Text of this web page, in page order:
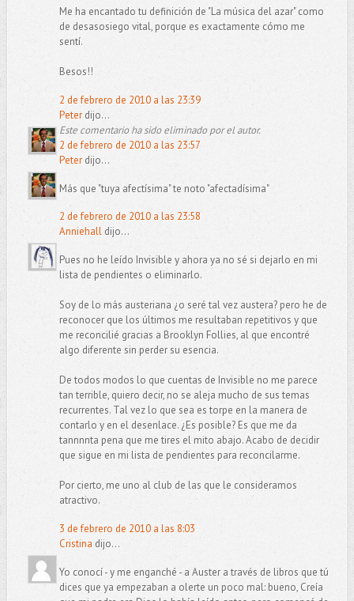
Me ha encantado tu definición de "La música del azar" como
de desasosiego vital, porque es exactamente cómo me
sentí.
Besos!!
2 de febrero de 2010 a las 23:39
Peterdijo...
Este comentario ha sido eliminado por el autor.
2 de febrero de 2010 a las 23:57
Peterdijo...
Más que "tuya afectísima" te noto "afectadísima"
2 de febrero de 2010 a las 23:58
Anniehalldijo...
Pues no he leído Invisible y ahora ya no sé si dejarlo en mi
lista de pendientes o eliminarlo.
Soy de lo más austeriana ¿o seré tal vez austera? pero he de
reconocer que los últimos me resultaban repetitivos y que
me reconcilié gracias a Brooklyn Follies, al que encontré
algo diferente sin perder su esencia.
De todos modos lo que cuentas de Invisible no me parece
tan terrible, quiero decir, no se aleja mucho de sus temas
recurrentes. Tal vez lo que sea es torpe en la manera de
contarlo y en el desenlace. ¿Es posible? Es que me da
tannnnta pena que me tires el mito abajo. Acabo de decidir
que sigue en mi lista de pendientes para reconcilarme.
Por cierto, me uno al club de las que le consideramos
atractivo.
3 de febrero de 2010 a las 8:03
Cristina dijo...
Yo conocí - y me enganché - a Auster a través de libros que tú
dices que ya empezaban a olerte un poco mal: bueno, Creía